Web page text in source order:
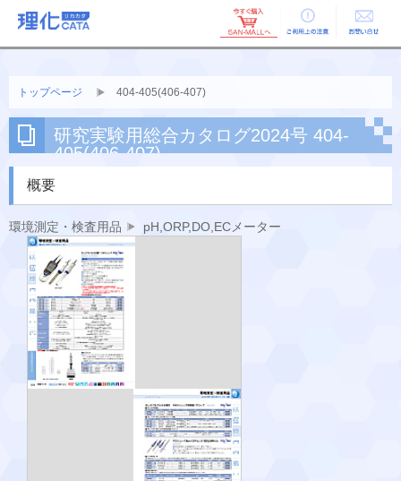
ご利用上の お問い合せ
トップページ 404-405(406-407)
研究実験用総合カタログ2024号 404-
405(406-407)
概要
環境測定・検査用品 pH,ORP,DO,ECメーター